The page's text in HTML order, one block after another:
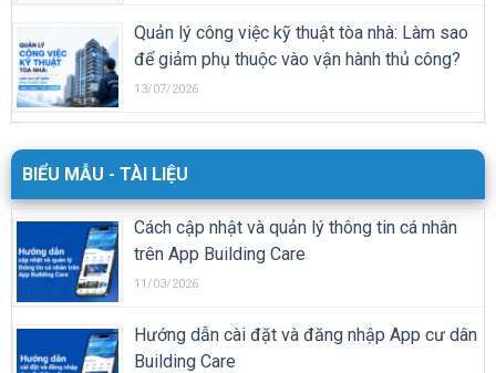
Quản lý công việc kỹ thuật tòa nhà: Làm sao
để giảm phụ thuộc vào vận hành thủ công?
13/07/2026
BIỂU MẪU - TÀI LIỆU
Cách cập nhật và quản lý thông tin cá nhân
trên App Building Care
11/03/2026
Hướng dẫn cài đặt và đăng nhập App cư dân
Building Care